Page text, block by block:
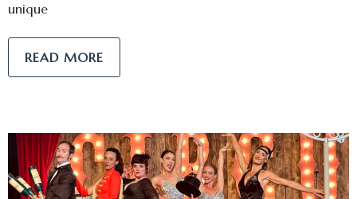
unique
READ MORE